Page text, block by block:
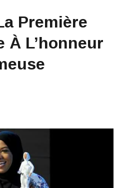
Première
À L’honneur